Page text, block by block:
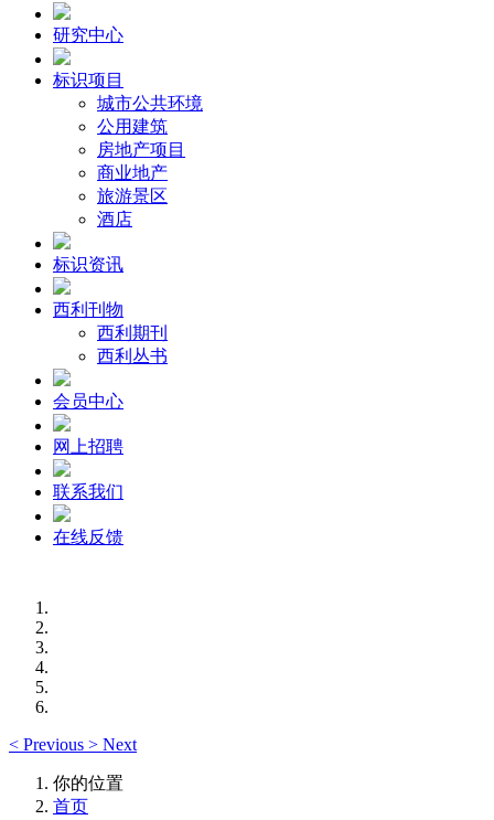
研究中心
标识项目
城市公共环境
公用建筑
房地产项目
商业地产
旅游景区
酒店
标识资讯
西利刊物
西利期刊
西利丛书
会员中心
网上招聘
联系我们
在线反馈
< Previous > Next
你的位置
首页